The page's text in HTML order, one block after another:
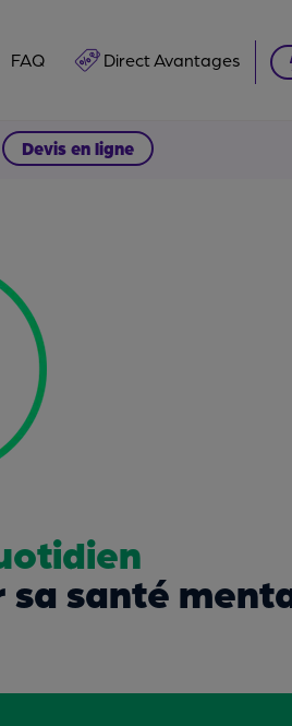
Devis en ligne
FAQ Direct Avantages
sa santé